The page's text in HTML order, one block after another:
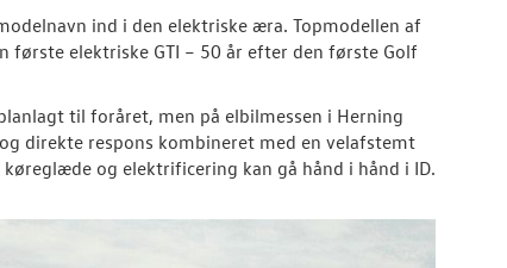
ind i den elektriske æra. Topmodellen af
første elektriske GTI – 50 år efter den første Golf
til foråret, men på elbilmessen i Herning
direkte respons kombineret med en velafstemt
og elektrificering kan gå hånd i hånd i ID.